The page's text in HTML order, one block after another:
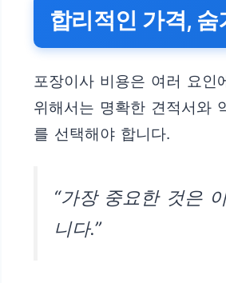
합리적인 가격,
포장이사 비용은 여러 요인
위해서는 명확한 견적서와
를 선택해야 합니다.
“가장 중요한 것은
니다.”